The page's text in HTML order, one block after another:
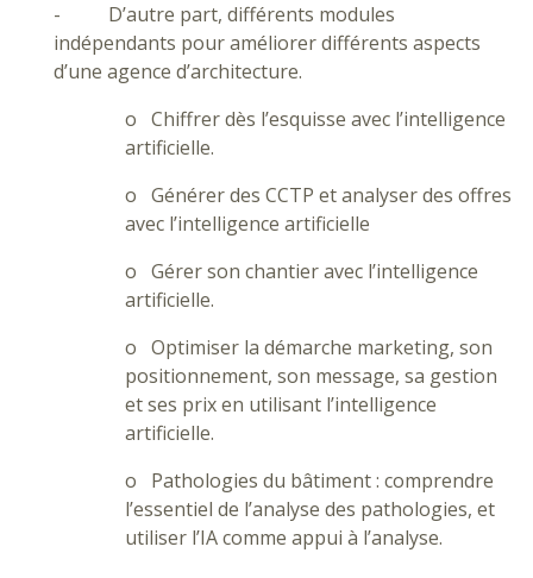
- D’autre part, différents modules
indépendants pour améliorer différents aspects
d’une agence d’architecture.
o Chiffrer dès l’esquisse avec l’intelligence
artificielle.
o Générer des CCTP et analyser des offres
avec l’intelligence artificielle
o Gérer son chantier avec l’intelligence
artificielle.
o Optimiser la démarche marketing, son
positionnement, son message, sa gestion
et ses prix en utilisant l’intelligence
artificielle.
o Pathologies du bâtiment : comprendre
l’essentiel de l’analyse des pathologies, et
utiliser l’IA comme appui à l’analyse.